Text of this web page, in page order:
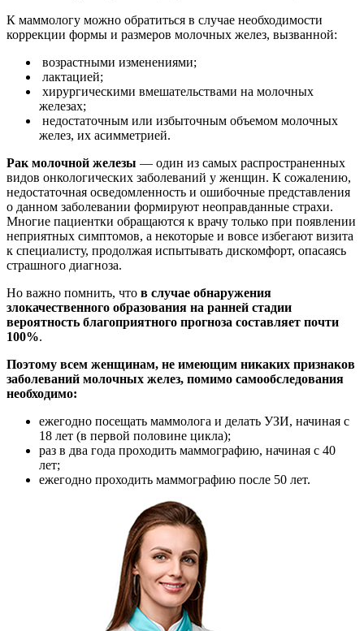
К маммологу можно обратиться в случае необходимости
коррекции формы и размеров молочных желез, вызванной:
возрастными изменениями;
лактацией;
хирургическими вмешательствами на молочных
железах;
недостаточным или избыточным объемом молочных
желез, их асимметрией.
Рак молочной железы — один из самых распространенных
видов онкологических заболеваний у женщин. К сожалению,
недостаточная осведомленность и ошибочные представления
о данном заболевании формируют неоправданные страхи.
Многие пациентки обращаются к врачу только при появлении
неприятных симптомов, а некоторые и вовсе избегают визита
к специалисту, продолжая испытывать дискомфорт, опасаясь
страшного диагноза.
Но важно помнить, что в случае обнаружения
злокачественного образования на ранней стадии
вероятность благоприятного прогноза составляет почти
100%.
Поэтому всем женщинам, не имеющим никаких признаков
заболеваний молочных желез, помимо самообследования
необходимо:
ежегодно посещать маммолога и делать УЗИ, начиная с
18 лет (в первой половине цикла);
раз в два года проходить маммографию, начиная с 40
лет;
ежегодно проходить маммографию после 50 лет.